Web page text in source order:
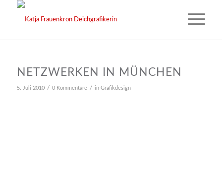
NETZWERKEN IN MÜNCHEN
5. Juli 2010 / 0 Kommentare / in Grafikdesign